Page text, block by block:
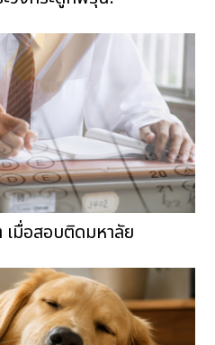
มื่อสอบติดมหาลัย